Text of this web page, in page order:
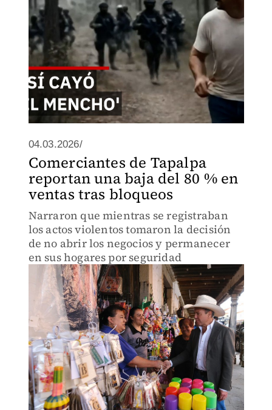
04.03.2026/
Comerciantes de Tapalpa
reportan una baja del 80 % en
ventas tras bloqueos
Narraron que mientras se registraban
los actos violentos tomaron la decisión
de no abrir los negocios y permanecer
en sus hogares por seguridad